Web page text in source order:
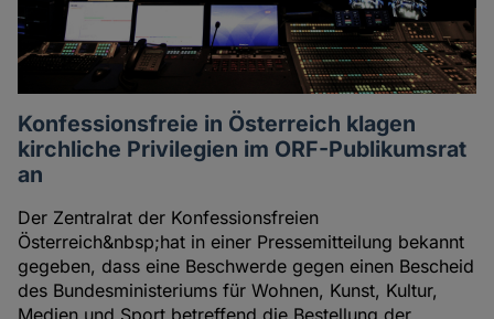
Konfessionsfreie in Österreich klagen
kirchliche Privilegien im ORF-Publikumsrat
an
Der Zentralrat der Konfessionsfreien
Österreich&nbsp;hat in einer Pressemitteilung bekannt
gegeben, dass eine Beschwerde gegen einen Bescheid
des Bundesministeriums für Wohnen, Kunst, Kultur,
Medien und Sport betreffend die Bestellung der